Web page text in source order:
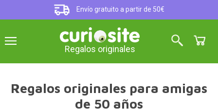
Envío gratuito a partir de 50€
Regalos originales
Regalos originales para amigas
de 50 años